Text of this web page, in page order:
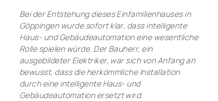
Bei der Entstehung dieses Einfamilienhauses in
Göppingen wurde sofort klar, dass intelligente
Haus- und Gebäudeautomation eine wesentliche
Rolle spielen würde. Der Bauherr, ein
ausgebildeter Elektriker, war sich von Anfang an
bewusst, dass die herkömmliche Installation
durch eine intelligente Haus- und
Gebäudeautomation ersetzt wird.